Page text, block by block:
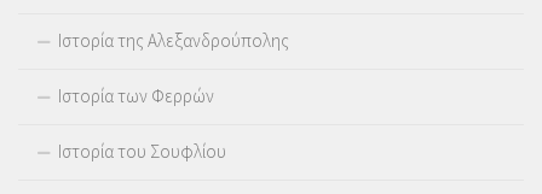
Ιστορία της Αλεξανδρούπολης
Ιστορία των Φερρών
Ιστορία του Σουφλίου